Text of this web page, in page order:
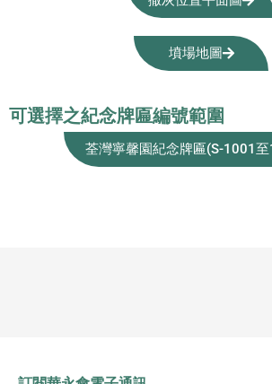
墳場地圖
可選擇之紀念牌匾編號範圍
荃灣寧馨園紀念牌匾(S-1001